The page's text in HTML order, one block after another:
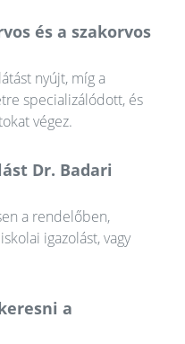
és a szakorvos
nyújt, míg a
specializálódott, és
végez.
Dr. Badari
a rendelőben,
igazolást, vagy
a